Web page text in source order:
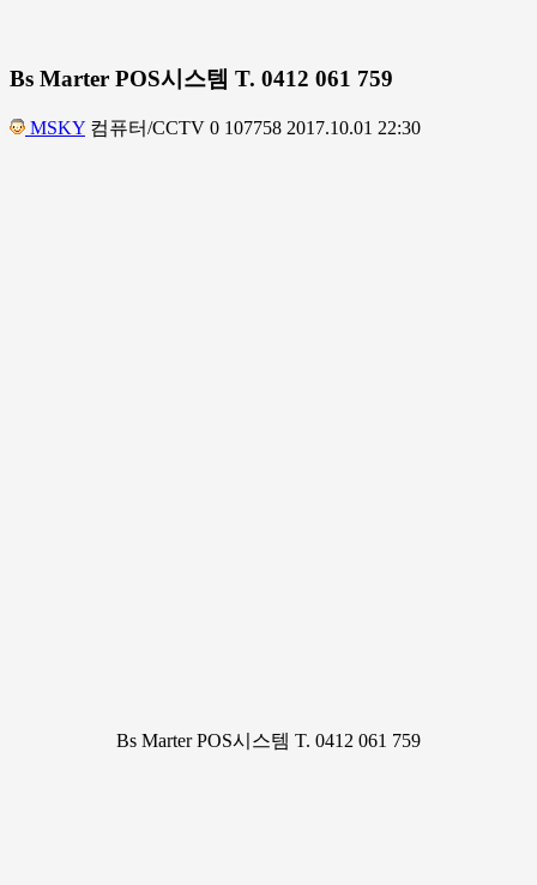
Bs Marter POS시스템 T. 0412 061 759
MSKY 컴퓨터/CCTV 0 107758 2017.10.01 22:30
Bs Marter POS시스템 T. 0412 061 759